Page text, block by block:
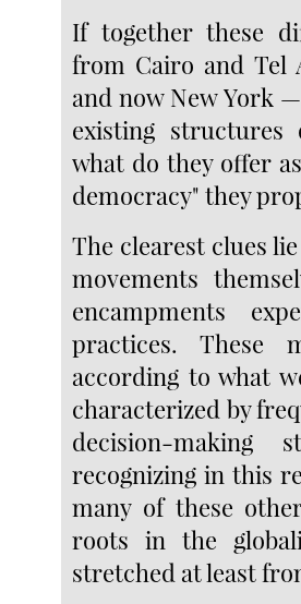
If together these
from Cairo and Tel
and now New York
existing
what do they offer
democracy" they
The clearest clues
movements
encampments
practices. These
according to what
characterized by
decision-
recognizing in this
many of these
roots in the
stretched at least